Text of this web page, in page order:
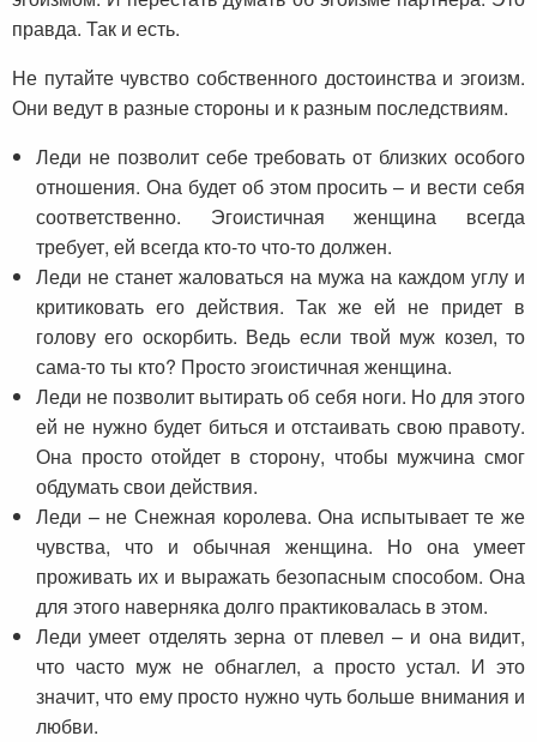
правда. Так и есть.
Не путайте чувство собственного достоинства и эгоизм.
Они ведут в разные стороны и к разным последствиям.
Леди не позволит себе требовать от близких особого
отношения. Она будет об этом просить – и вести себя
соответственно. Эгоистичная женщина всегда
требует, ей всегда кто-то что-то должен.
Леди не станет жаловаться на мужа на каждом углу и
критиковать его действия. Так же ей не придет в
голову его оскорбить. Ведь если твой муж козел, то
сама-то ты кто? Просто эгоистичная женщина.
Леди не позволит вытирать об себя ноги. Но для этого
ей не нужно будет биться и отстаивать свою правоту.
Она просто отойдет в сторону, чтобы мужчина смог
обдумать свои действия.
Леди – не Снежная королева. Она испытывает те же
чувства, что и обычная женщина. Но она умеет
проживать их и выражать безопасным способом. Она
для этого наверняка долго практиковалась в этом.
Леди умеет отделять зерна от плевел – и она видит,
что часто муж не обнаглел, а просто устал. И это
значит, что ему просто нужно чуть больше внимания и
любви.